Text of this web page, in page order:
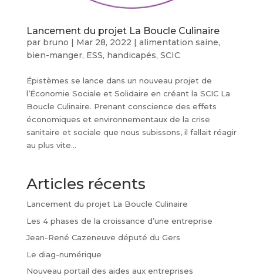
Lancement du projet La Boucle Culinaire
par bruno Mar 28, 2022 alimentation saine,
bien-manger, ESS, handicapés, SCIC
Épistèmes se lance dans un nouveau projet de
l’Économie Sociale et Solidaire en créant la SCIC La
Boucle Culinaire. Prenant conscience des effets
économiques et environnementaux de la crise
sanitaire et sociale que nous subissons, il fallait réagir
au plus vite...
Articles récents
Lancement du projet La Boucle Culinaire
Les 4 phases de la croissance d’une entreprise
Jean-René Cazeneuve député du Gers
Le diag-numérique
Nouveau portail des aides aux entreprises